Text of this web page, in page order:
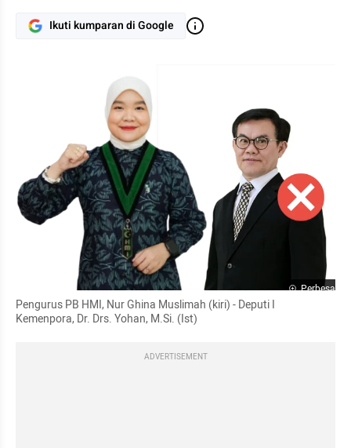
Ikuti kumparan di Google
Perbesar
Pengurus PB HMI, Nur Ghina Muslimah (kiri) - Deputi I
Kemenpora, Dr. Drs. Yohan, M.Si. (Ist)
ADVERTISEMENT